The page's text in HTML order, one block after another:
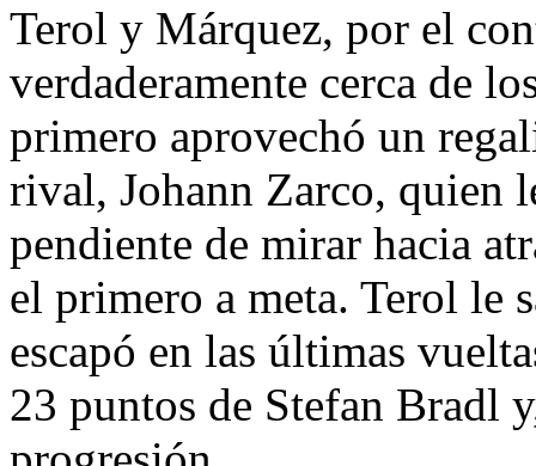
Terol y Márquez, por el
verdaderamente cerca de
primero aprovechó un
rival, Johann Zarco, quien
pendiente de mirar hacia
el primero a meta. Terol le
escapó en las últimas
23 puntos de Stefan Bradl